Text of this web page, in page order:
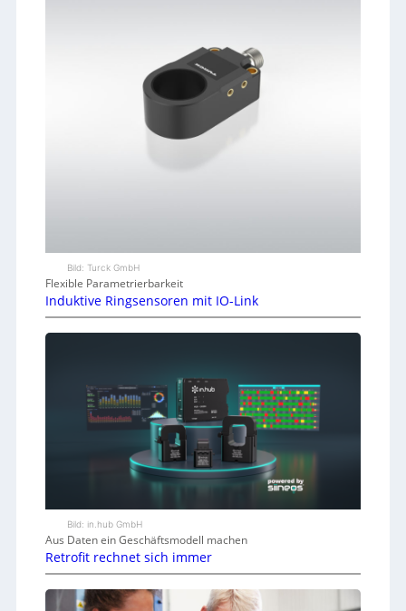
Bild: Turck GmbH
Flexible Parametrierbarkeit
Induktive Ringsensoren mit IO-Link
Bild: in.hub GmbH
Aus Daten ein Geschäftsmodell machen
Retrofit rechnet sich immer